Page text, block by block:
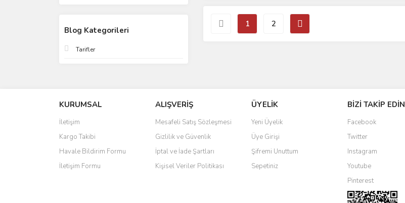
Blog Kategorileri
Tarifler
1 2
KURUMSAL
İletişim
Kargo Takibi
Havale Bildirim Formu
İletişim Formu
ALIŞVERİŞ
Mesafeli Satış Sözleşmesi
Gizlilik ve Güvenlik
İptal ve İade Şartları
Kişisel Veriler Politikası
ÜYELİK
Yeni Üyelik
Üye Girişi
Şifremi Unuttum
Sepetiniz
BİZİ TAKİP EDİN
Facebook
Twitter
Instagram
Youtube
Pinterest